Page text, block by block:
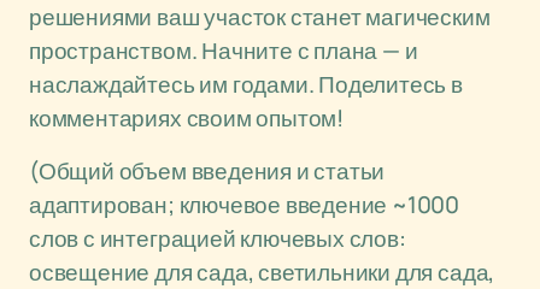
решениями ваш участок станет магическим
пространством. Начните с плана — и
наслаждайтесь им годами. Поделитесь в
комментариях своим опытом!
(Общий объем введения и статьи
адаптирован; ключевое введение ~1000
слов с интеграцией ключевых слов:
освещение для сада, светильники для сада,